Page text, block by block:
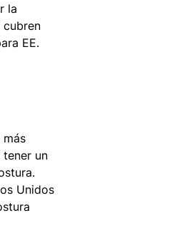
la
cubren
EE.
más
un
Unidos